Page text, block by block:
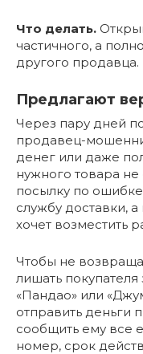
Что делать.
частичного, а
другого продавца.
Предлагают
Через пару дней
продавец-
денег или даже
нужного товара не
посылку по
службу доставки,
хочет возместить
Чтобы не
лишать
«Пандао» или
отправить деньги
сообщить ему все
номер, срок